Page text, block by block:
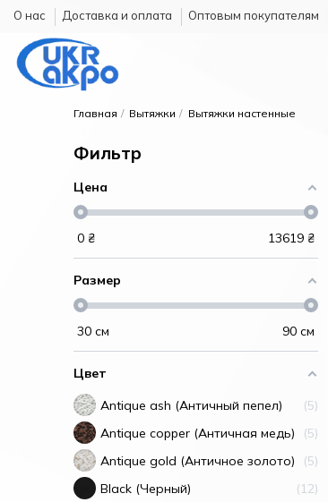
О нас Доставка и оплата Оптовым покупателям
Главная Вытяжки Вытяжки настенные
Фильтр
Цена
0 ₴ 13619₴
Размер
30 см 90см
Цвет
Antique ash (Античный пепел)
5
Antique copper (Античная медь)
5
Antique gold (Античное золото)
5
Black (Черный)
12